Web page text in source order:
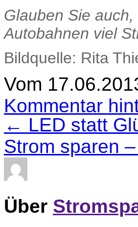
Glauben Sie
Autobahnen viel
Bildquelle: Rita
Vom
Kommentar
← LED statt
Strom sparen
Über